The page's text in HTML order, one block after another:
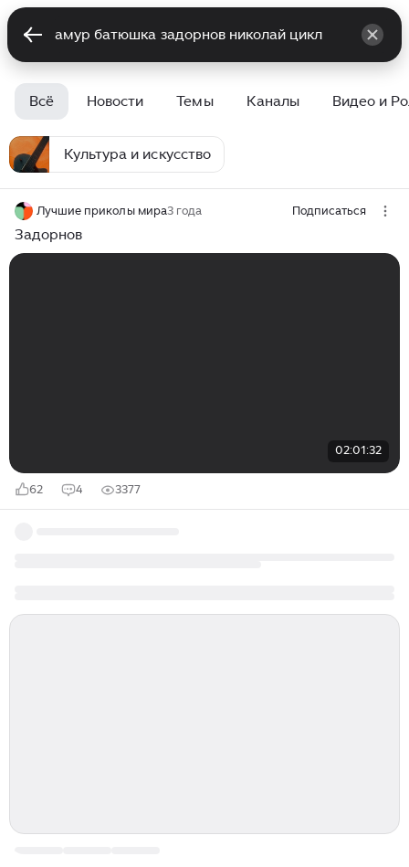
Всё Новости Темы Каналы Видео и
Культура и искусство
Лучшие приколы мира3 года Подписаться
Задорнов
02:01:32
62 4 3377